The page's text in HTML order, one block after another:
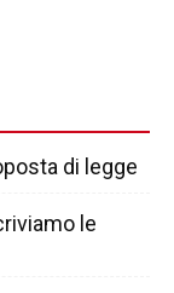
di legge
le